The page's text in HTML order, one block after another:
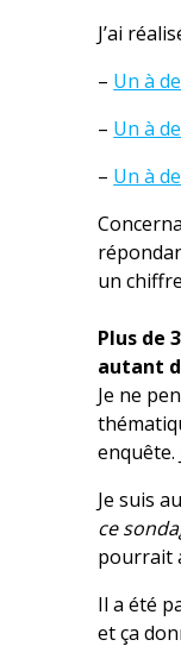
J’ai
– Un à
– Un à
– Un à
un
Plus de
autant
Je ne
enquête.
Je suis
ce
pourrait
Il a été
et ça